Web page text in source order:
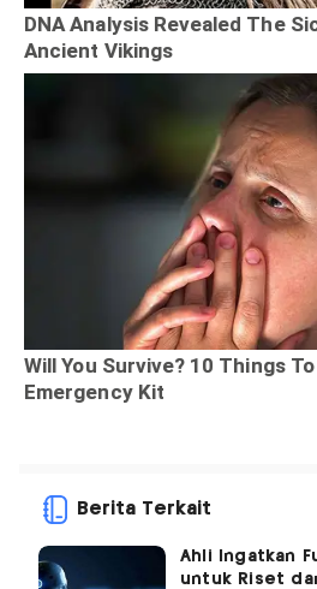
Berita Terkait
Ahli Ingatkan
untuk Riset